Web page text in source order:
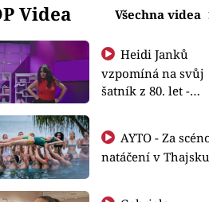
Videa Všechna videa
Heidi Janků
vzpomíná na svůj
šatník z 80. let -
natáčení v Thajsku